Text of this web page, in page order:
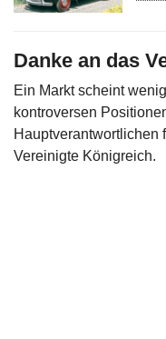
Danke an das
Ein Markt scheint
kontroversen
Hauptverantwortlichen
Vereinigte Königreich.